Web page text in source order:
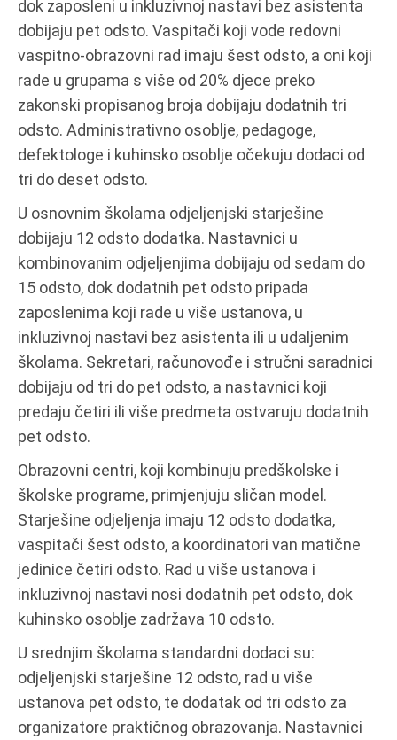
dok zaposleni u inkluzivnoj nastavi bez asistenta
dobijaju pet odsto. Vaspitači koji vode redovni
vaspitno-obrazovni rad imaju šest odsto, a oni koji
rade u grupama s više od 20% djece preko
zakonski propisanog broja dobijaju dodatnih tri
odsto. Administrativno osoblje, pedagoge,
defektologe i kuhinsko osoblje očekuju dodaci od
tri do deset odsto.
U osnovnim školama odjeljenjski starješine
dobijaju 12 odsto dodatka. Nastavnici u
kombinovanim odjeljenjima dobijaju od sedam do
15 odsto, dok dodatnih pet odsto pripada
zaposlenima koji rade u više ustanova, u
inkluzivnoj nastavi bez asistenta ili u udaljenim
školama. Sekretari, računovođe i stručni saradnici
dobijaju od tri do pet odsto, a nastavnici koji
predaju četiri ili više predmeta ostvaruju dodatnih
pet odsto.
Obrazovni centri, koji kombinuju predškolske i
školske programe, primjenjuju sličan model.
Starješine odjeljenja imaju 12 odsto dodatka,
vaspitači šest odsto, a koordinatori van matične
jedinice četiri odsto. Rad u više ustanova i
inkluzivnoj nastavi nosi dodatnih pet odsto, dok
kuhinsko osoblje zadržava 10 odsto.
U srednjim školama standardni dodaci su:
odjeljenjski starješine 12 odsto, rad u više
ustanova pet odsto, te dodatak od tri odsto za
organizatore praktičnog obrazovanja. Nastavnici